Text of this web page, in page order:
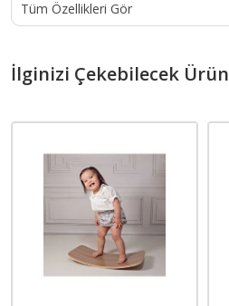
Tüm Özellikleri Gör
İlginizi Çekebilecek